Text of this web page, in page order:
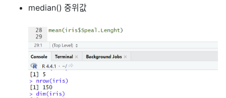
median() 중위값